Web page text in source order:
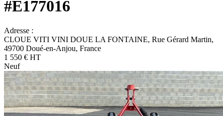
#E177016
Adresse :
CLOUE VITI VINI DOUE LA FONTAINE, Rue Gérard Martin,
49700 Doué-en-Anjou, France
1 550 € HT
Neuf